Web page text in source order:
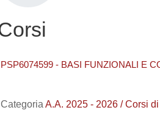
PSP6074599 - BASI FUNZIONALI E
Categoria A.A. 2025 - 2026 / Corsi